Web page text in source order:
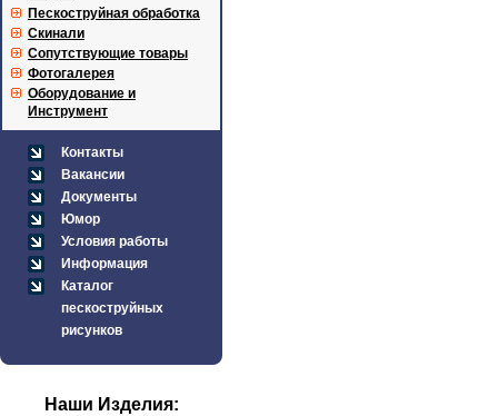
Пескоструйная обработка
Скинали
Сопутствующие товары
Фотогалерея
Оборудование и
Инструмент
Контакты
Вакансии
Документы
Юмор
Условия работы
Информация
Каталог
пескоструйных
рисунков
Наши Изделия: